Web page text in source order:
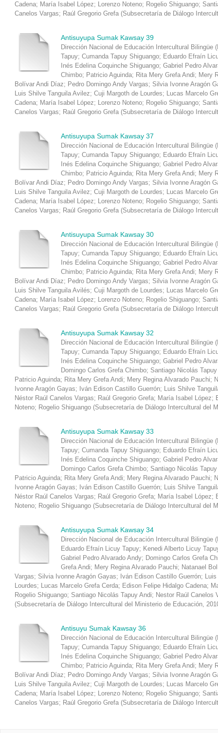
Cadena; María Isabel López; Lorenzo Noteno; Rogelio Shiguango;
Canelos Vargas; Raúl Gregorio Grefa (Subsecretaría de Diálogo
Antisuyupa Sumak Kawsay 39
Dirección Nacional de Educación Intercultural Bilingüe
Tapuy; Cumanda Tapuy Shiguango; Eduardo Efraín
Inés Edelina Coquinche Shiguango; Gabriel Pedro
Chimbo; Patricio Aguinda; Rita Mery Grefa Andi; Mery
Bolívar Andi Díaz; Pedro Domingo Andy Vargas; Silvia Ivonne Aragón
Luis Shilve Tanguila Avilez; Cuji Margoth de Lourdes; Lucas Marcelo
Cadena; María Isabel López; Lorenzo Noteno; Rogelio Shiguango;
Canelos Vargas; Raúl Gregorio Grefa (Subsecretaría de Diálogo
Antisuyupa Sumak Kawsay 37
Dirección Nacional de Educación Intercultural Bilingüe
Tapuy; Cumanda Tapuy Shiguango; Eduardo Efraín
Inés Edelina Coquinche Shiguango; Gabriel Pedro
Chimbo; Patricio Aguinda; Rita Mery Grefa Andi; Mery
Bolívar Andi Díaz; Pedro Domingo Andy Vargas; Silvia Ivonne Aragón
Luis Shilve Tanguila Avilez; Cuji Margoth de Lourdes; Lucas Marcelo
Cadena; María Isabel López; Lorenzo Noteno; Rogelio Shiguango;
Canelos Vargas; Raúl Gregorio Grefa (Subsecretaría de Diálogo
Antisuyupa Sumak Kawsay 30
Dirección Nacional de Educación Intercultural Bilingüe
Tapuy; Cumanda Tapuy Shiguango; Eduardo Efraín
Inés Edelina Coquinche Shiguango; Gabriel Pedro
Chimbo; Patricio Aguinda; Rita Mery Grefa Andi; Mery
Bolívar Andi Díaz; Pedro Domingo Andy Vargas; Silvia Ivonne Aragón
Luis Shilve Tanguila Avilés; Cuji Margoth de Lourdes; Lucas Marcelo
Cadena; María Isabel López; Lorenzo Noteno; Rogelio Shiguango;
Canelos Vargas; Raúl Gregorio Grefa (Subsecretaría de Diálogo
Antisuyupa Sumak Kawsay 32
Dirección Nacional de Educación Intercultural Bilingüe
Tapuy; Cumanda Tapuy Shiguango; Eduardo Efraín
Inés Edelina Coquinche Shiguango; Gabriel Pedro
Domingo Carlos Grefa Chimbo; Santiago Nicolás
Patricio Aguinda; Rita Mery Grefa Andi; Mery Regina Alvarado Pauchi;
Ivonne Aragón Gayas; Iván Edison Castillo Guerrón; Luis Shilve
Néstor Raúl Canelos Vargas; Raúl Gregorio Grefa; María Isabel López;
Noteno; Rogelio Shiguango (Subsecretaría de Diálogo Intercultural del
Antisuyupa Sumak Kawsay 33
Dirección Nacional de Educación Intercultural Bilingüe
Tapuy; Cumanda Tapuy Shiguango; Eduardo Efraín
Inés Edelina Coquinche Shiguango; Gabriel Pedro
Domingo Carlos Grefa Chimbo; Santiago Nicolás
Patricio Aguinda; Rita Mery Grefa Andi; Mery Regina Alvarado Pauchi;
Ivonne Aragón Gayas; Iván Edison Castillo Guerrón; Luis Shilve
Néstor Raúl Canelos Vargas; Raúl Gregorio Grefa; María Isabel López;
Noteno; Rogelio Shiguango (Subsecretaría de Diálogo Intercultural del
Antisuyupa Sumak Kawsay 34
Dirección Nacional de Educación Intercultural Bilingüe
Eduardo Efraín Licuy Tapuy; Kenedi Alberto Licuy
Gabriel Pedro Alvarado Andy; Domingo Carlos Grefa
Grefa Andi; Mery Regina Alvarado Pauchi; Natanael
Vargas; Silvia Ivonne Aragón Gayas; Iván Edison Castillo Guerrón;
Lourdes; Lucas Marcelo Grefa Cerda; Edison Felipe Hidalgo Cadena;
Rogelio Shiguango; Santiago Nicolás Tapuy Andi; Nestor Raúl Canelos
(Subsecretaría de Diálogo Intercultural del Ministerio de Educación,
Antisuyu Sumak Kawsay 36
Dirección Nacional de Educación Intercultural Bilingüe
Tapuy; Cumanda Tapuy Shiguango; Eduardo Efraín
Inés Edelina Coquinche Shiguango; Gabriel Pedro
Chimbo; Patricio Aguinda; Rita Mery Grefa Andi; Mery
Bolívar Andi Díaz; Pedro Domingo Andy Vargas; Silvia Ivonne Aragón
Luis Shilve Tanguila Avilez; Cuji Margoth de Lourdes; Lucas Marcelo
Cadena; María Isabel López; Lorenzo Noteno; Rogelio Shiguango;
Canelos Vargas; Raúl Gregorio Grefa (Subsecretaría de Diálogo